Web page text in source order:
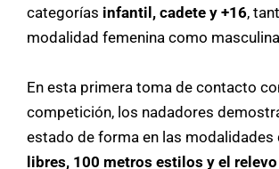
categorías infantil, cadete y +16,
modalidad femenina como
En esta primera toma de contacto
competición, los nadadores
estado de forma en las modalidades
libres, 100 metros estilos y el